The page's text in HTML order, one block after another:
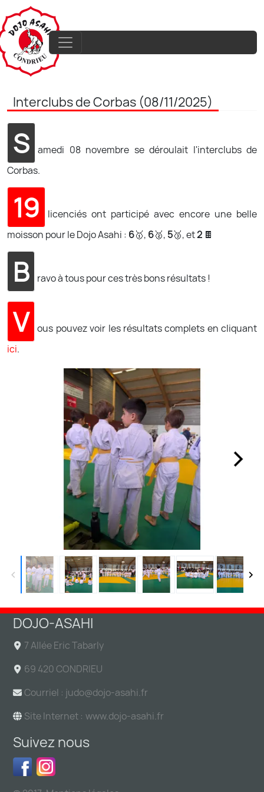
Interclubs de Corbas (08/11/2025)
S
amedi 08 novembre se déroulait l'interclubs de
Corbas.
19
licenciés ont participé avec encore une belle
moisson pour le Dojo Asahi : 6🥇, 6🥈, 5🥉, et2 🍫
B ravo à tous pour ces très bons résultats !
V
ous pouvez voir les résultats complets en cliquant
ici.
DOJO-ASAHI
7 Allée Eric Tabarly
69 420 CONDRIEU
Courriel : judo@dojo-asahi.fr
Site Internet : www.dojo-asahi.fr
Suivez nous